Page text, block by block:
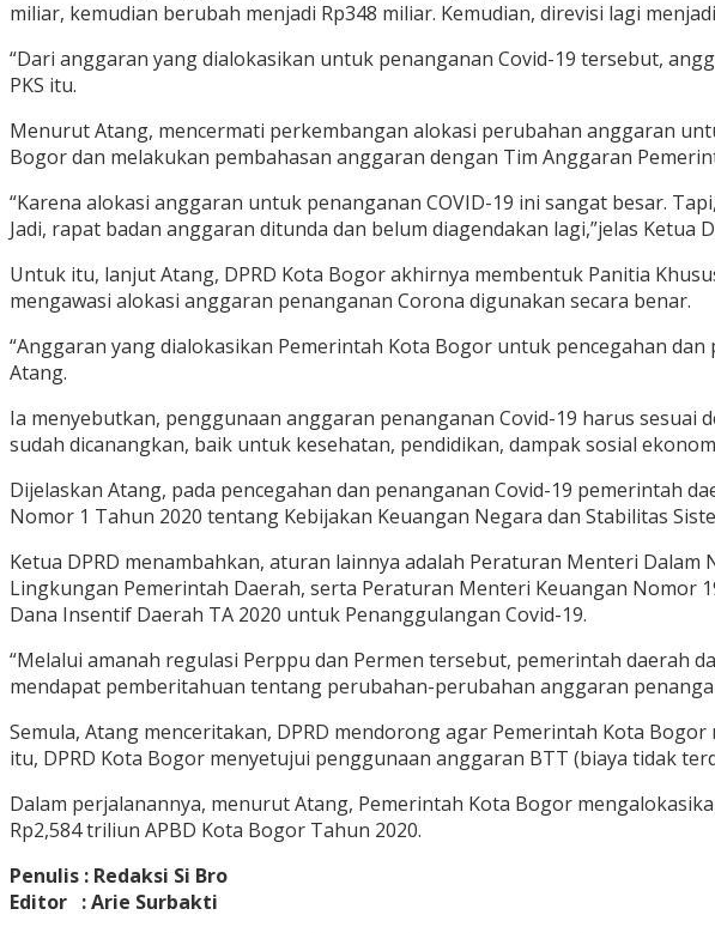
miliar, kemudian berubah menjadi Rp348 miliar. Kemudian, direvisi lagi
“Dari anggaran yang dialokasikan untuk penanganan Covid-19 tersebut,
PKS itu.
Menurut Atang, mencermati perkembangan alokasi perubahan anggaran
Bogor dan melakukan pembahasan anggaran dengan Tim Anggaran
“Karena alokasi anggaran untuk penanganan COVID-19 ini sangat besar.
Jadi, rapat badan anggaran ditunda dan belum diagendakan lagi,”jelas Ketua
Untuk itu, lanjut Atang, DPRD Kota Bogor akhirnya membentuk Panitia
mengawasi alokasi anggaran penanganan Corona digunakan secara benar.
“Anggaran yang dialokasikan Pemerintah Kota Bogor untuk pencegahan
Atang.
Ia menyebutkan, penggunaan anggaran penanganan Covid-19 harus
sudah dicanangkan, baik untuk kesehatan, pendidikan, dampak sosial
Dijelaskan Atang, pada pencegahan dan penanganan Covid-19 pemerintah
Nomor 1 Tahun 2020 tentang Kebijakan Keuangan Negara dan Stabilitas
Ketua DPRD menambahkan, aturan lainnya adalah Peraturan Menteri
Lingkungan Pemerintah Daerah, serta Peraturan Menteri Keuangan Nomor
Dana Insentif Daerah TA 2020 untuk Penanggulangan Covid-19.
“Melalui amanah regulasi Perppu dan Permen tersebut, pemerintah daerah
mendapat pemberitahuan tentang perubahan-perubahan anggaran
Semula, Atang menceritakan, DPRD mendorong agar Pemerintah Kota
itu, DPRD Kota Bogor menyetujui penggunaan anggaran BTT (biaya tidak
Dalam perjalanannya, menurut Atang, Pemerintah Kota Bogor
Rp2,584 triliun APBD Kota Bogor Tahun 2020.
Penulis : Redaksi Si Bro
Editor : Arie Surbakti